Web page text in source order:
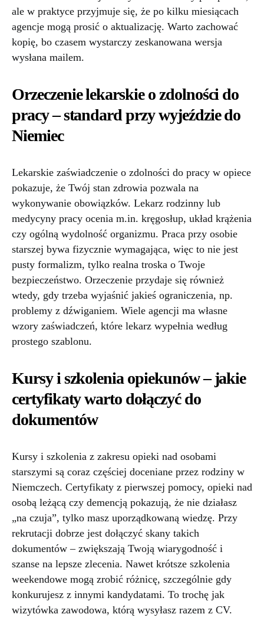
ale w praktyce przyjmuje się, że po kilku miesiącach
agencje mogą prosić o aktualizację. Warto zachować
kopię, bo czasem wystarczy zeskanowana wersja
wysłana mailem.
Orzeczenie lekarskie o zdolności do
pracy – standard przy wyjeździe do
Niemiec
Lekarskie zaświadczenie o zdolności do pracy w opiece
pokazuje, że Twój stan zdrowia pozwala na
wykonywanie obowiązków. Lekarz rodzinny lub
medycyny pracy ocenia m.in. kręgosłup, układ krążenia
czy ogólną wydolność organizmu. Praca przy osobie
starszej bywa fizycznie wymagająca, więc to nie jest
pusty formalizm, tylko realna troska o Twoje
bezpieczeństwo. Orzeczenie przydaje się również
wtedy, gdy trzeba wyjaśnić jakieś ograniczenia, np.
problemy z dźwiganiem. Wiele agencji ma własne
wzory zaświadczeń, które lekarz wypełnia według
prostego szablonu.
Kursy i szkolenia opiekunów – jakie
certyfikaty warto dołączyć do
dokumentów
Kursy i szkolenia z zakresu opieki nad osobami
starszymi są coraz częściej doceniane przez rodziny w
Niemczech. Certyfikaty z pierwszej pomocy, opieki nad
osobą leżącą czy demencją pokazują, że nie działasz
„na czuja”, tylko masz uporządkowaną wiedzę. Przy
rekrutacji dobrze jest dołączyć skany takich
dokumentów – zwiększają Twoją wiarygodność i
szanse na lepsze zlecenia. Nawet krótsze szkolenia
weekendowe mogą zrobić różnicę, szczególnie gdy
konkurujesz z innymi kandydatami. To trochę jak
wizytówka zawodowa, którą wysyłasz razem z CV.